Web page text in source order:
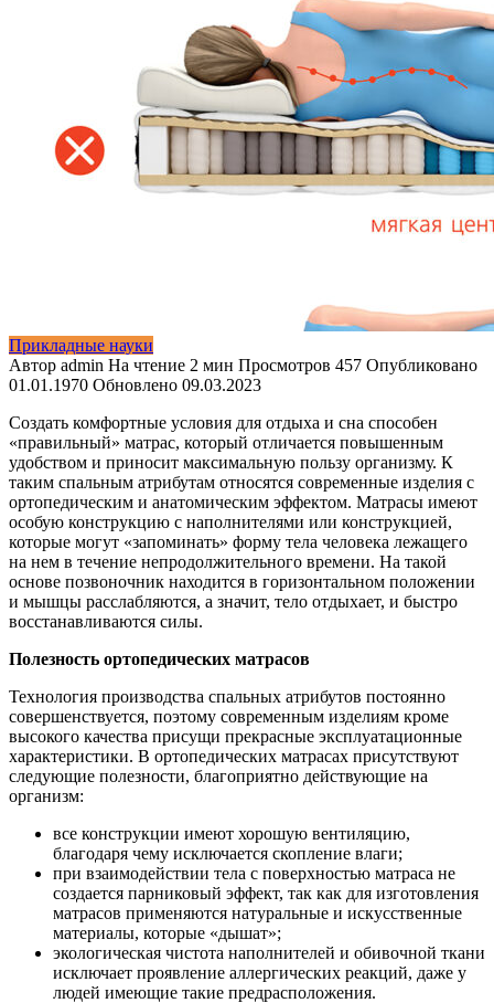
Прикладные науки
Автор admin На чтение 2 мин Просмотров 457 Опубликовано
01.01.1970 Обновлено 09.03.2023
Создать комфортные условия для отдыха и сна способен
«правильный» матрас, который отличается повышенным
удобством и приносит максимальную пользу организму. К
таким спальным атрибутам относятся современные изделия с
ортопедическим и анатомическим эффектом. Матрасы имеют
особую конструкцию с наполнителями или конструкцией,
которые могут «запоминать» форму тела человека лежащего
на нем в течение непродолжительного времени. На такой
основе позвоночник находится в горизонтальном положении
и мышцы расслабляются, а значит, тело отдыхает, и быстро
восстанавливаются силы.
Полезность ортопедических матрасов
Технология производства спальных атрибутов постоянно
совершенствуется, поэтому современным изделиям кроме
высокого качества присущи прекрасные эксплуатационные
характеристики. В ортопедических матрасах присутствуют
следующие полезности, благоприятно действующие на
организм:
все конструкции имеют хорошую вентиляцию,
благодаря чему исключается скопление влаги;
при взаимодействии тела с поверхностью матраса не
создается парниковый эффект, так как для изготовления
матрасов применяются натуральные и искусственные
материалы, которые «дышат»;
экологическая чистота наполнителей и обивочной ткани
исключает проявление аллергических реакций, даже у
людей имеющие такие предрасположения.